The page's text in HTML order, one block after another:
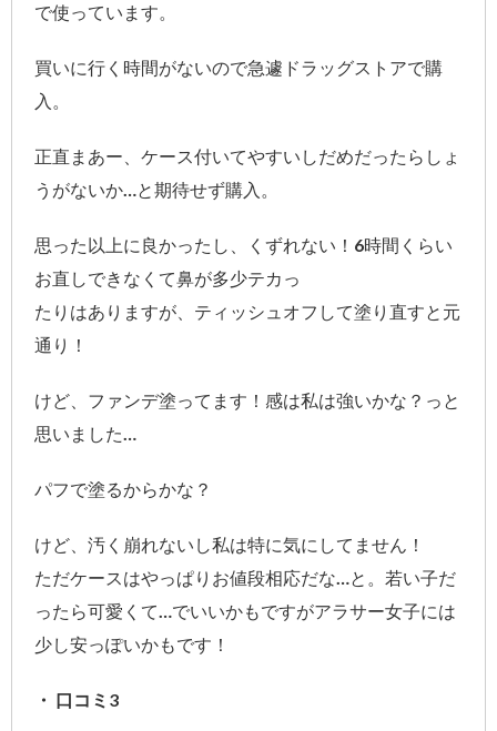
で使っています。
買いに行く時間がないので急遽ドラッグストアで購
入。
正直まあー、ケース付いてやすいしだめだったらしょ
うがないか…と期待せず購入。
思った以上に良かったし、くずれない！6時間くらい
お直しできなくて鼻が多少テカっ
たりはありますが、ティッシュオフして塗り直すと元
通り！
けど、ファンデ塗ってます！感は私は強いかな？っと
思いました…
パフで塗るからかな？
けど、汚く崩れないし私は特に気にしてません！
ただケースはやっぱりお値段相応だな…と。若い子だ
ったら可愛くて…でいいかもですがアラサー女子には
少し安っぽいかもです！
・ 口コミ3